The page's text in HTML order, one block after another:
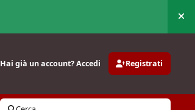
Hai già un account? Accedi Registrati